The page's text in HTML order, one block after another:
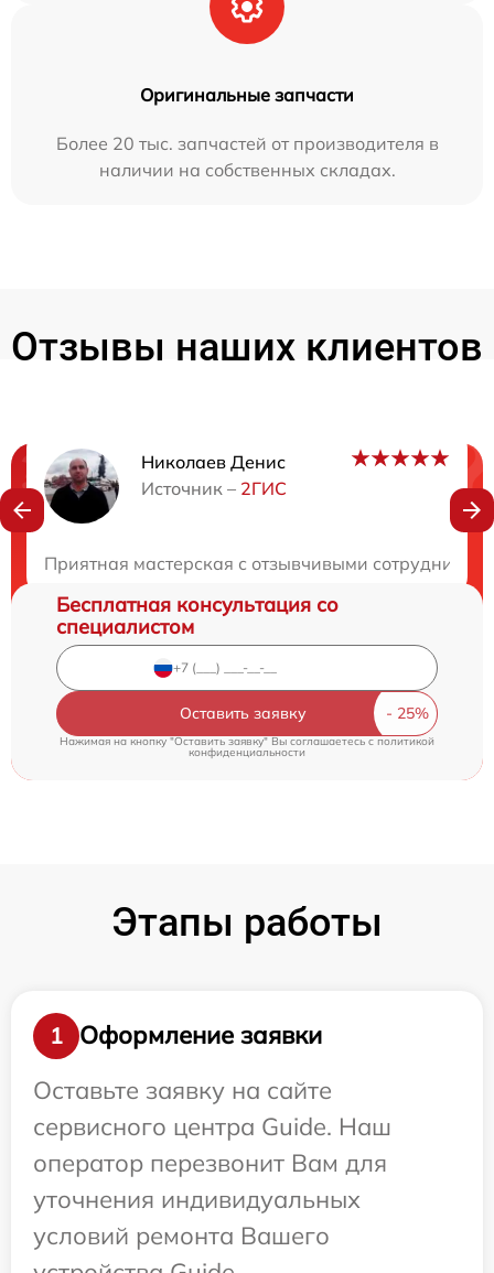
Оригинальные запчасти
Более 20 тыс. запчастей от производителя в
наличии на собственных складах.
Отзывы наших клиентов
Николаев Денис
Источник – 2ГИС
Приятная мастерская с отзывчивыми
Нужна консультация?
Бесплатная консультация со
специалистом
Оставить заявку
Нажимая на кнопку "Оставить заявку" Вы соглашаетесь cполитикой
конфиденциальности
Этапы работы
1
Оформление заявки
Оставьте заявку на сайте
сервисного центра Guide. Наш
оператор перезвонит Вам для
уточнения индивидуальных
условий ремонта Вашего